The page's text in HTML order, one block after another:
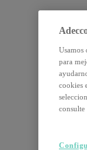
Usamos
para
cookies
consulte